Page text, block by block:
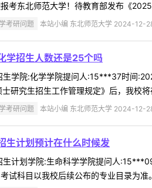
考东北师范大学！待教育部发布《
考研问题 本站小编 东北师范大学 2024-12-
学招生人数还是25个吗
生学院:化学学院提问人:15***37时间
士研究生招生工作管理规定》后，我校
考研问题 本站小编 东北师范大学 2024-12-
生计划预计在什么时候发
生计划学院:生命科学学院提问人
试科目以我校后续公布的专业目录为